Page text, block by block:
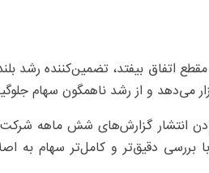
اتفاق بیفتد، تضمین‌کننده رشد
می‌دهد و از رشد ناهمگون سهام
انتشار گزارش‌های شش ماهه
دقیق‌تر و کامل‌تر سهام به